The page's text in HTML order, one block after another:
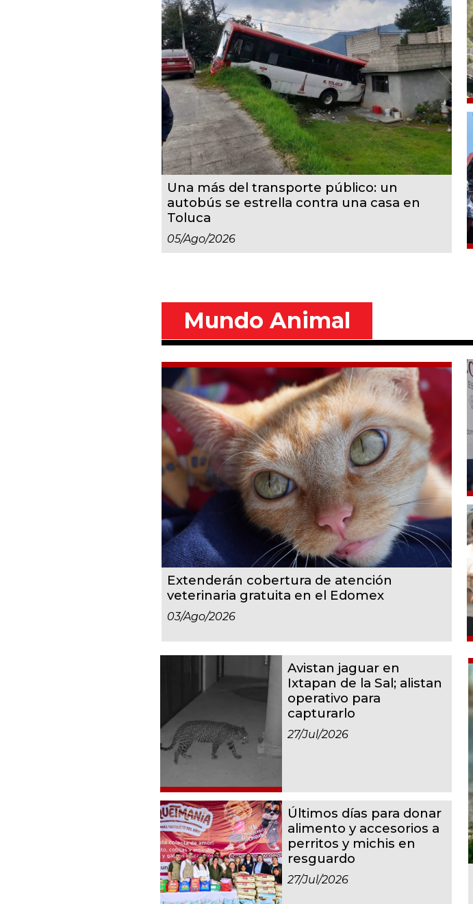
Una más del transporte público: un
autobús se estrella contra una casa en
Toluca
05/ago/2026
Mundo Animal
Extenderán cobertura de atención
veterinaria gratuita en el Edomex
03/ago/2026
Avistan jaguar en
Ixtapan de la Sal; alistan
operativo para
capturarlo
27/jul/2026
Últimos días para donar
alimento y accesorios a
perritos y michis en
resguardo
27/jul/2026